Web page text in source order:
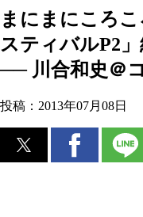
まにまにころ
スティバルP2」
── 川合和史＠
投稿： 2013年07月08日